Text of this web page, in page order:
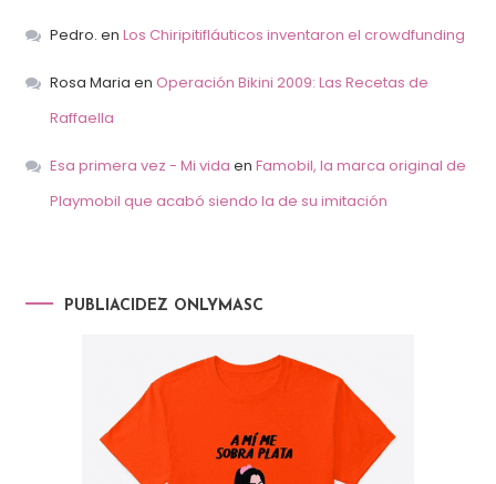
Pedro. en Los Chiripitifláuticos inventaron el crowdfunding
Rosa Maria en Operación Bikini 2009: Las Recetas de
Raffaella
Esa primera vez - Mi vida en Famobil, la marca original de
Playmobil que acabó siendo la de su imitación
PUBLIACIDEZ ONLYMASC